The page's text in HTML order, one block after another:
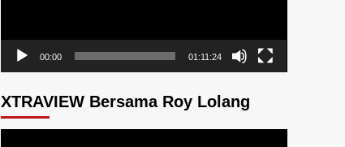
00:00 01:11:24
XTRAVIEW Bersama Roy Lolang